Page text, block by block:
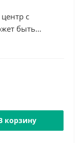
с
быть
обойм,
точками
корзину